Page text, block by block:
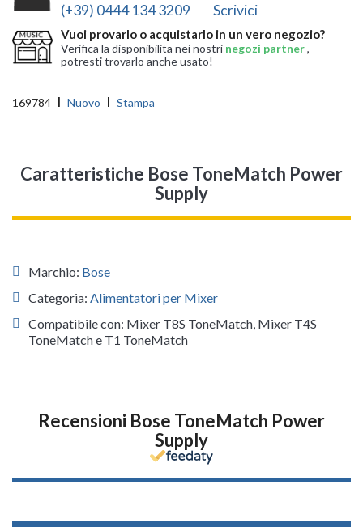
(+39) 0444 134 3209 Scrivici
Vuoi provarlo o acquistarlo in un vero negozio?
Verifica la disponibilita nei nostri negozi partner,
potresti trovarlo anche usato!
169784 Nuovo Stampa
Caratteristiche Bose ToneMatch Power
Supply
Marchio: Bose
Categoria: Alimentatori per Mixer
Compatibile con: Mixer T8S ToneMatch, Mixer T4S
ToneMatch e T1 ToneMatch
Recensioni Bose ToneMatch Power
Supply